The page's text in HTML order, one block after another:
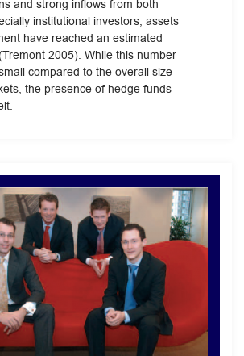
and strong inflows from both
institutional investors, assets
have reached an estimated
2005). While this number
compared to the overall size
the presence of hedge funds